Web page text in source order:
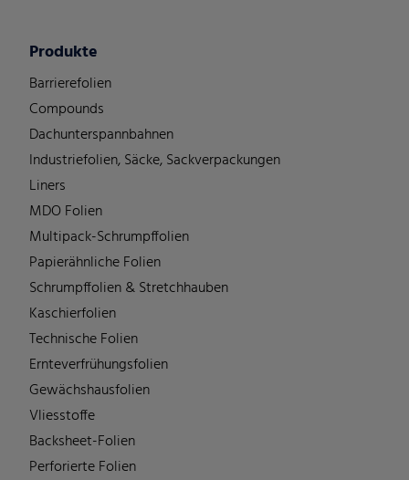
Produkte
Barrierefolien
Compounds
Dachunterspannbahnen
Industriefolien, Säcke, Sackverpackungen
Liners
MDO Folien
Multipack-Schrumpffolien
Papierähnliche Folien
Schrumpffolien & Stretchhauben
Kaschierfolien
Technische Folien
Ernteverfrühungsfolien
Gewächshausfolien
Vliesstoffe
Backsheet-Folien
Perforierte Folien